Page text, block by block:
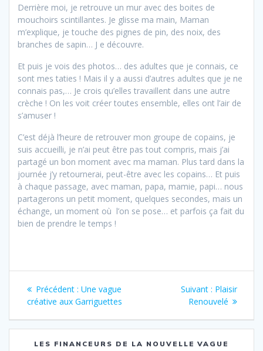
Derrière moi, je retrouve un mur avec des boites de
mouchoirs scintillantes. Je glisse ma main, Maman
m’explique, je touche des pignes de pin, des noix, des
branches de sapin… J e découvre.
Et puis je vois des photos… des adultes que je connais, ce
sont mes taties ! Mais il y a aussi d’autres adultes que je ne
connais pas,… Je crois qu’elles travaillent dans une autre
crèche ! On les voit créer toutes ensemble, elles ont l’air de
s’amuser !
C’est déjà l’heure de retrouver mon groupe de copains, je
suis accueilli, je n’ai peut être pas tout compris, mais j’ai
partagé un bon moment avec ma maman. Plus tard dans la
journée j’y retournerai, peut-être avec les copains… Et puis
à chaque passage, avec maman, papa, mamie, papi… nous
partagerons un petit moment, quelques secondes, mais un
échange, un moment où l’on se pose… et parfois ça fait du
bien de prendre le temps !
Navigation
de
l’article
Précédent : Article
précédent
Une vague
créative aux Garriguettes
Suivant : Article
suivant
Plaisir
Renouvelé
LES FINANCEURS DE LA NOUVELLE VAGUE